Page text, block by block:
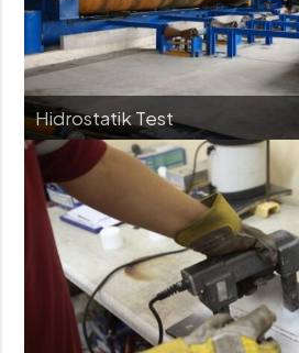
Hidrostatik Test